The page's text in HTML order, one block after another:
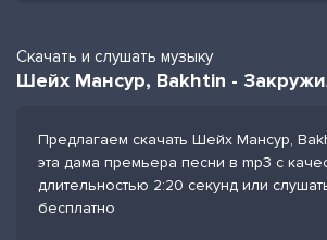
Скачать и слушать музыку
Шейх Мансур, Bakhtin -
Предлагаем скачать Шейх Мансур,
эта дама премьера песни в mp3 с
длительностью 2:20 секунд или
бесплатно